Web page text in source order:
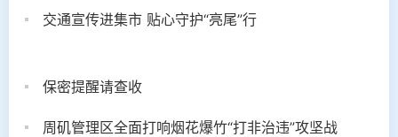
交通宣传进集市 贴心守护“亮尾”行
保密提醒请查收
周矶管理区全面打响烟花爆竹“打非治违”攻坚战